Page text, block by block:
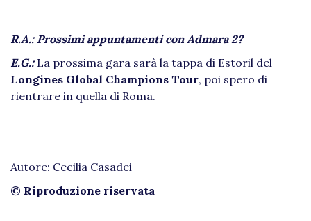
R.A.: Prossimi appuntamenti con Admara 2?
E.G.: La prossima gara sarà la tappa di Estoril del
Longines Global Champions Tour, poi spero di
rientrare in quella di Roma.
Autore: Cecilia Casadei
© Riproduzione riservata